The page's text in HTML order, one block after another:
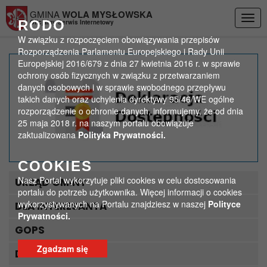
RODO
W związku z rozpoczęciem obowiązywania przepisów
Rozporządzenia Parlamentu Europejskiego i Rady Unii
Europejskiej 2016/679 z dnia 27 kwietnia 2016 r. w sprawie
ochrony osób fizycznych w związku z przetwarzaniem
danych osobowych i w sprawie swobodnego przepływu
takich danych oraz uchylenia dyrektywy 95/46/WE ogólne
rozporządzenie o ochronie danych, informujemy, że od dnia
25 maja 2018 r. na naszym portalu obowiązuje
zaktualizowanaPolityka Prywatności.
COOKIES
Nasz Portal wykorzytuje pliki cookies w celu dostosowania
portalu do potrzeb użytkownika. Więcej informacji o cookies
wykorzystywanych na Portalu znajdziesz w naszej Polityce
Prywatności.
Zgadzam się
GMINA WOLA MYSŁOWSKA
Oficjalny Serwis Internetowy
OBWIESZCZENIE
Gminnej Komisji
Wyborczej w Woli
Mysłowskiej z dnia 13
pażdziernika 2014 r. w
sprawie
nieprzeprowadzania
głosowania w okręgu
wyborczym nr 4 w
URZĄD GMINY
DLA INTERESANTA
GOPS
DLA TURYSTY